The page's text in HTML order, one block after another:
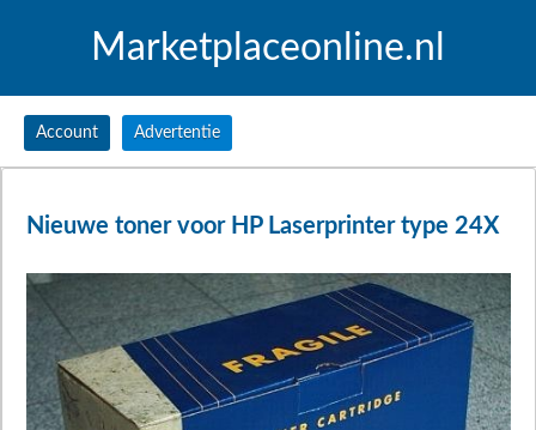
Marketplaceonline.nl
Account Advertentie
Nieuwe toner voor HP Laserprinter type 24X